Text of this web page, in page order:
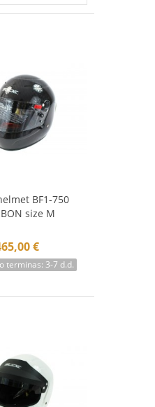
BF1-750
size M
€
terminas: 3-7 d.d.